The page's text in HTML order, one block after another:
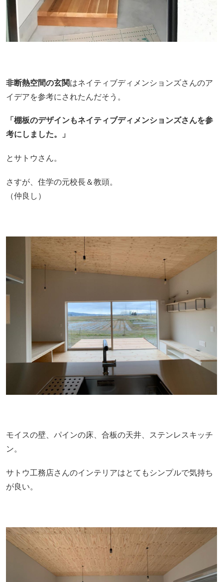
非断熱空間の玄関はネイティブディメンションズさんのア
イデアを参考にされたんだそう。
「棚板のデザインもネイティブディメンションズさんを参
考にしました。」
とサトウさん。
さすが、住学の元校長＆教頭。
（仲良し）
モイスの壁、パインの床、合板の天井、ステンレスキッチ
ン。
サトウ工務店さんのインテリアはとてもシンプルで気持ち
が良い。